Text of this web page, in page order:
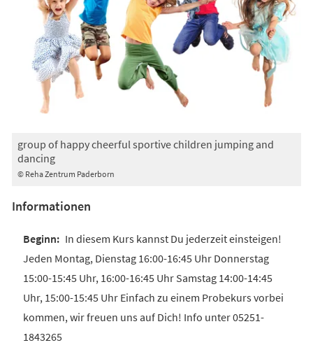
© Reha Zentrum Paderborn
group of happy cheerful sportive children jumping and
dancing
Informationen
In diesem Kurs kannst Du jederzeit einsteigen!
Jeden Montag, Dienstag 16:00-16:45 Uhr Donnerstag
15:00-15:45 Uhr, 16:00-16:45 Uhr Samstag 14:00-14:45
Uhr, 15:00-15:45 Uhr Einfach zu einem Probekurs vorbei
kommen, wir freuen uns auf Dich! Info unter 05251-
1843265